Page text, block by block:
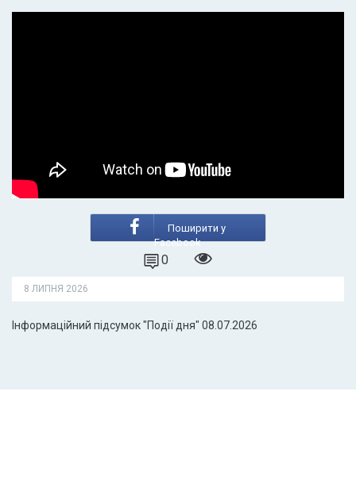
Поширити у
Facebook
0
8 ЛИПНЯ 2026
Інформаційний підсумок "Події дня" 08.07.2026